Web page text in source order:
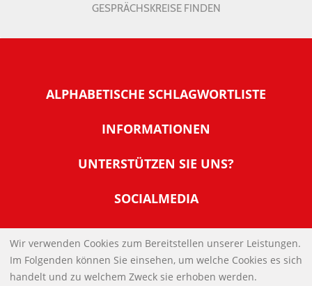
GESPRÄCHSKREISE FINDEN
ALPHABETISCHE SCHLAGWORTLISTE
INFORMATIONEN
Warum NachDenkSeiten
Tipps zur Nutzung der NachDenkSeiten
Banner und E-Mail-Signaturen
Links
Kontakt
UNTERSTÜTZEN SIE UNS?
Werden Sie Fördermitglied
Spenden Sie Online
SOCIALMEDIA
IMPRESSUM
DATENSCHUTZERKLÄRUNG
Wir verwenden Cookies zum Bereitstellen unserer Leistungen.
Im Folgenden können Sie einsehen, um welche Cookies es sich
handelt und zu welchem Zweck sie erhoben werden.